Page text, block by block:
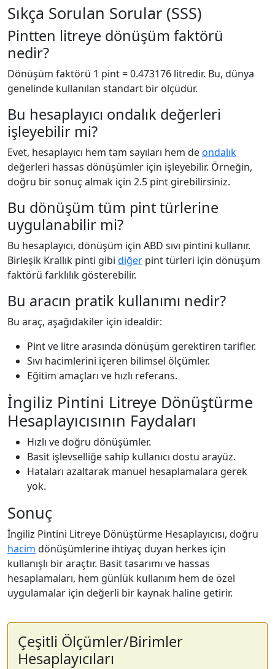
Sıkça Sorulan Sorular (SSS)
Pintten litreye dönüşüm faktörü
nedir?
Dönüşüm faktörü 1 pint = 0.473176 litredir. Bu, dünya
genelinde kullanılan standart bir ölçüdür.
Bu hesaplayıcı ondalık değerleri
işleyebilir mi?
Evet, hesaplayıcı hem tam sayıları hem deondalık
değerleri hassas dönüşümler için işleyebilir. Örneğin,
doğru bir sonuç almak için 2.5 pint girebilirsiniz.
Bu dönüşüm tüm pint türlerine
uygulanabilir mi?
Bu hesaplayıcı, dönüşüm için ABD sıvı pintini kullanır.
Birleşik Krallık pinti gibi diğer pint türleri için dönüşüm
faktörü farklılık gösterebilir.
Bu aracın pratik kullanımı nedir?
Bu araç, aşağıdakiler için idealdir:
Pint ve litre arasında dönüşüm gerektiren tarifler.
Sıvı hacimlerini içeren bilimsel ölçümler.
Eğitim amaçları ve hızlı referans.
İngiliz Pintini Litreye Dönüştürme
Hesaplayıcısının Faydaları
Hızlı ve doğru dönüşümler.
Basit işlevselliğe sahip kullanıcı dostu arayüz.
Hataları azaltarak manuel hesaplamalara gerek
yok.
Sonuç
İngiliz Pintini Litreye Dönüştürme Hesaplayıcısı, doğru
hacim dönüşümlerine ihtiyaç duyan herkes için
kullanışlı bir araçtır. Basit tasarımı ve hassas
hesaplamaları, hem günlük kullanım hem de özel
uygulamalar için değerli bir kaynak haline getirir.
Çeşitli Ölçümler/Birimler
Hesaplayıcıları